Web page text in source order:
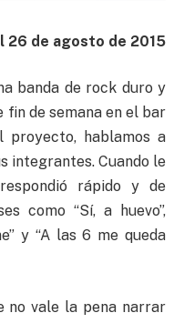
26 de agosto de 2015
banda de rock duro y
fin de semana en el bar
proyecto, hablamos a
integrantes. Cuando le
rápido y de
como “Sí, a huevo”,
y “A las 6 me queda
no vale la pena narrar